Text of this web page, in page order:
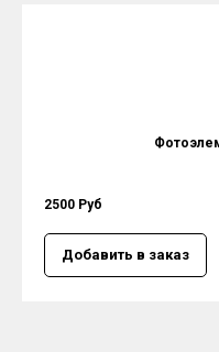
2500 Руб
Добавить в заказ